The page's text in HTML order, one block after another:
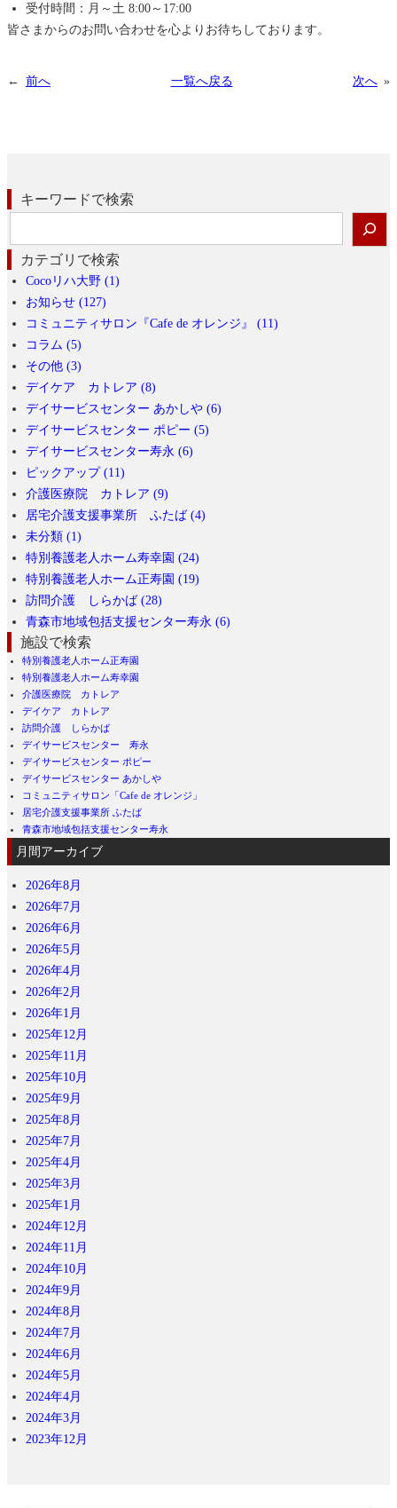
受付時間：月～土 8:00～17:00
皆さまからのお問い合わせを心よりお待ちしております。
← 前へ 一覧へ戻る 次へ »
キーワードで検索
索
カテゴリで検索
Cocoリハ大野 (1)
お知らせ (127)
コミュニティサロン『Cafe de オレンジ』 (11)
コラム (5)
その他 (3)
デイケア カトレア (8)
デイサービスセンター あかしや (6)
デイサービスセンター ポピー (5)
デイサービスセンター寿永 (6)
ピックアップ (11)
介護医療院 カトレア (9)
居宅介護支援事業所 ふたば (4)
未分類 (1)
特別養護老人ホーム寿幸園 (24)
特別養護老人ホーム正寿園 (19)
訪問介護 しらかば (28)
青森市地域包括支援センター寿永 (6)
施設で検索
特別養護老人ホーム正寿園
特別養護老人ホーム寿幸園
介護医療院 カトレア
デイケア カトレア
訪問介護 しらかば
デイサービスセンター 寿永
デイサービスセンター ポピー
デイサービスセンター あかしや
コミュニティサロン「Cafe de オレンジ」
居宅介護支援事業所 ふたば
青森市地域包括支援センター寿永
月間アーカイブ
2026年8月
2026年7月
2026年6月
2026年5月
2026年4月
2026年2月
2026年1月
2025年12月
2025年11月
2025年10月
2025年9月
2025年8月
2025年7月
2025年4月
2025年3月
2025年1月
2024年12月
2024年11月
2024年10月
2024年9月
2024年8月
2024年7月
2024年6月
2024年5月
2024年4月
2024年3月
2023年12月